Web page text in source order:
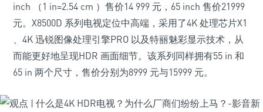
inch （1 in=2.54 cm ）售价14 999 元，65 inch 售价21999
元。X8500D 系列电视定位中高端，采用了4K 处理芯片X1
、4K 迅锐图像处理引擎PRO 以及特丽魅彩显示技术，从
而能更好地呈现HDR 画面细节。该系列同样拥有55 in 和
65 in 两个尺寸，售价分别为8999 元与15999 元。